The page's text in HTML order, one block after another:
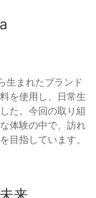
生まれたブランド
を使用し、日常生
た。今回の取り組
体験の中で、訪れ
目指しています。